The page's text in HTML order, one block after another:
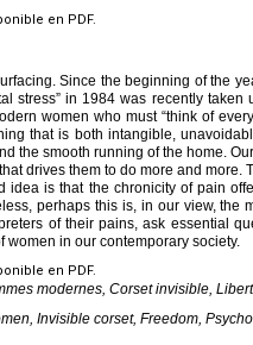
en PDF.
Since the beginning of the
stress” in 1984 was recently
women who must “think of
that is both intangible,
the smooth running of the home.
drives them to do more and more.
idea is that the chronicity of pain
perhaps this is, in our view, the
of their pains, ask essential
in our contemporary society.
en PDF.
modernes, Corset invisible,
Invisible corset, Freedom,